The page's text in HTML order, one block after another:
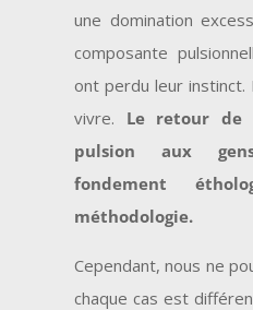
une domination
composante
ont perdu leur instinct.
vivre. Le retour de
pulsion aux
fondement
méthodologie.
Cependant, nous ne
chaque cas est